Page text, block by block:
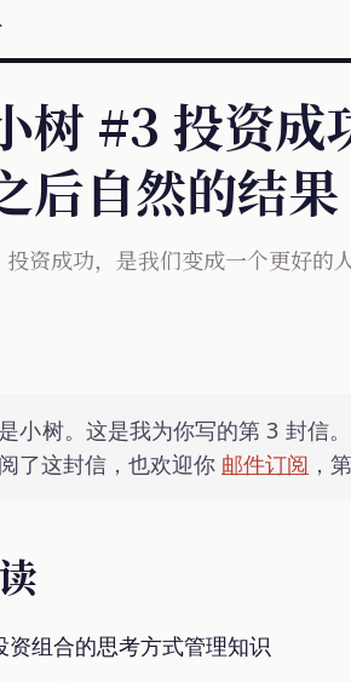
树 #3 投资成
后自然的结果
资成功，是我们变成一个更好的
小树。这是我为你写的第 3 封信
了这封信，也欢迎你 邮件订阅 ，
资组合的思考方式管理知识